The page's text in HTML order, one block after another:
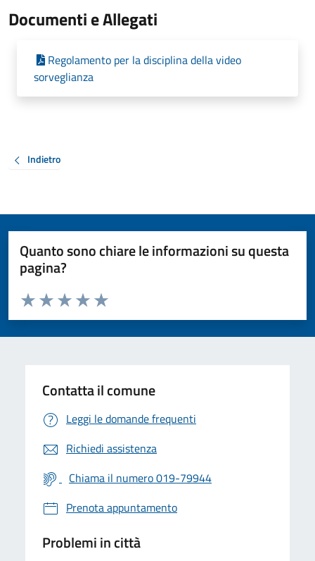
Documenti e Allegati
Regolamento per la disciplina della video
sorveglianza
Indietro
Quanto sono chiare le informazioni su questa
pagina?
Valuta da 1 a 5 stelle la pagina
Valuta 5 stelle su 5
Valuta 4 stelle su 5
Valuta 3 stelle su 5
Valuta 2 stelle su 5
Valuta 1 stelle su 5
Contatta il comune
Leggi le domande frequenti
Richiedi assistenza
Chiama il numero 019-79944
Prenota appuntamento
Problemi in città